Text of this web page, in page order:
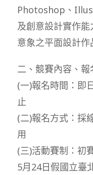
Photoshop、
及創意設計實作
意象之平面設計作
二、競賽內容、報
(一)報名時間：即
止
(二)報名方式：採
用
(三)活動賽制：初
5月24日假國立臺